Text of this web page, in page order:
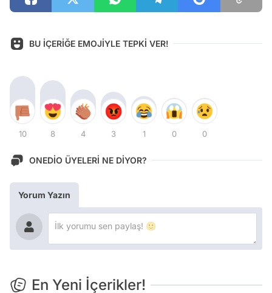
BU İÇERİĞE EMOJİYLE TEPKİ VER!
10 8 4 3 1 0 0
ONEDİO ÜYELERİ NE DİYOR?
Yorum Yazın
En Yeni İçerikler!